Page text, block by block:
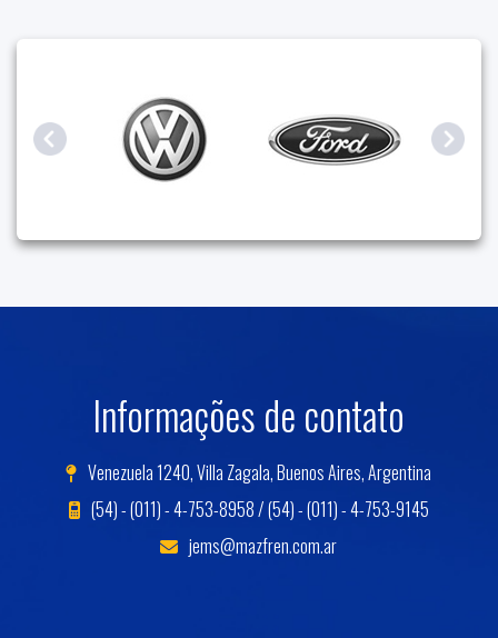
Informações de contato
Venezuela 1240, Villa Zagala, Buenos Aires, Argentina
(54) - (011) - 4-753-8958 / (54) - (011) - 4-753-9145
jems@mazfren.com.ar